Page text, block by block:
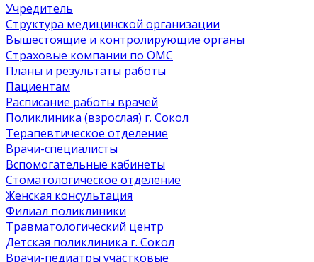
Учредитель
Структура медицинской организации
Вышестоящие и контролирующие органы
Страховые компании по ОМС
Планы и результаты работы
Пациентам
Расписание работы врачей
Поликлиника (взрослая) г. Сокол
Терапевтическое отделение
Врачи-специалисты
Вспомогательные кабинеты
Стоматологическое отделение
Женская консультация
Филиал поликлиники
Травматологический центр
Детская поликлиника г. Сокол
Врачи-педиатры участковые